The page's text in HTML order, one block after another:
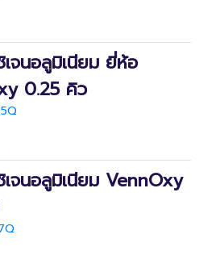
จนอลูมิเนียม ยี่ห้อ
0.25 คิว
จนอลูมิเนียม VennOxy